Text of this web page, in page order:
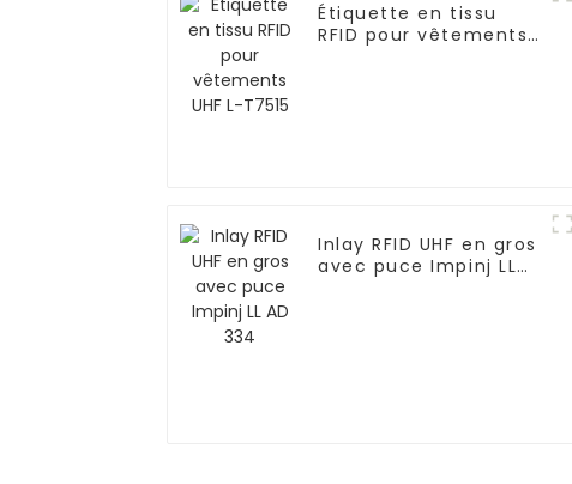
Étiquette en tissu
RFID pour vêtements
Inlay RFID UHF en gros
avec puce Impinj LL